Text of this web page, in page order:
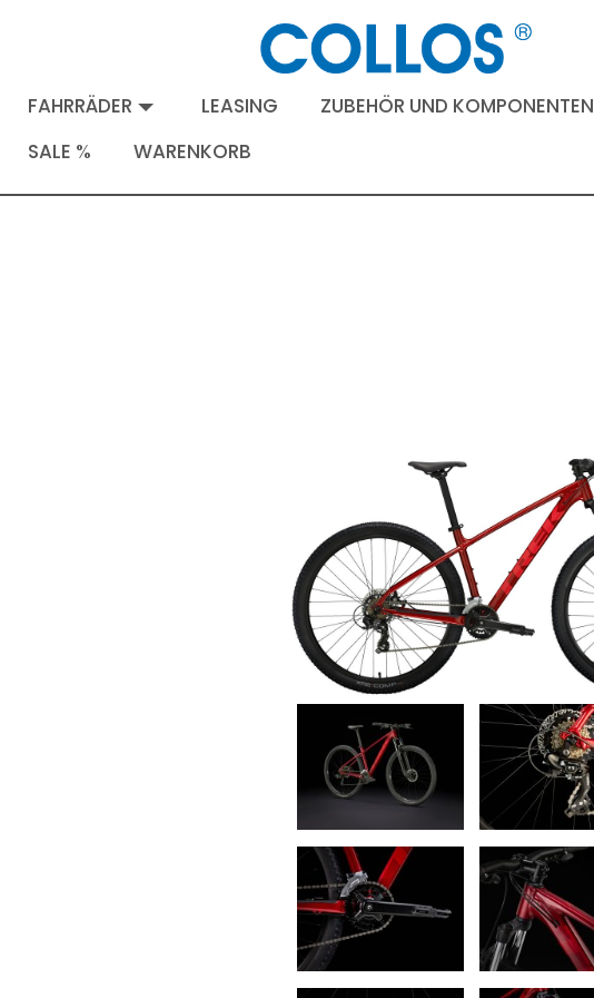
FAHRRÄDER LEASING ZUBEHÖR UND KOMPONENTEN
SALE %
WARENKORB